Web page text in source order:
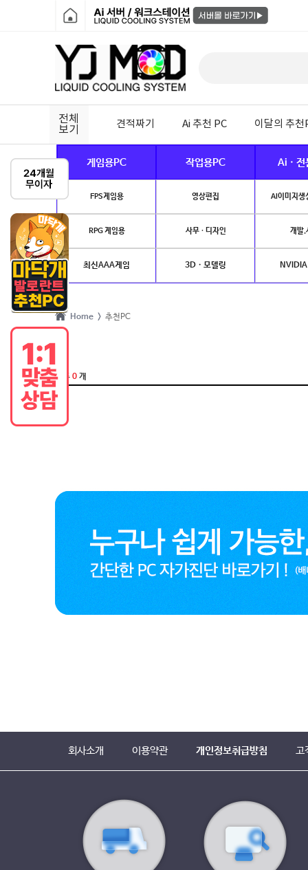
전체
보기
견적짜기 Ai 추천 PC 이달의 추천
게임용PC 작업용PC Ai · 전
FPS게임용 영상편집 AI이미지생
RPG 게임용 사무 · 디자인 개발.
최신AAA게임 3D · 모델링
Home > 추천PC
회사소개 이용약관 개인정보취급방침 고